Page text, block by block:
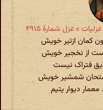
» غزل شمارهٔ ۴۹۱۵
کمان ازتیر خویش
از نخجیر خویش
فتراک نیست
شمشیر خویش
دیوار یتیم